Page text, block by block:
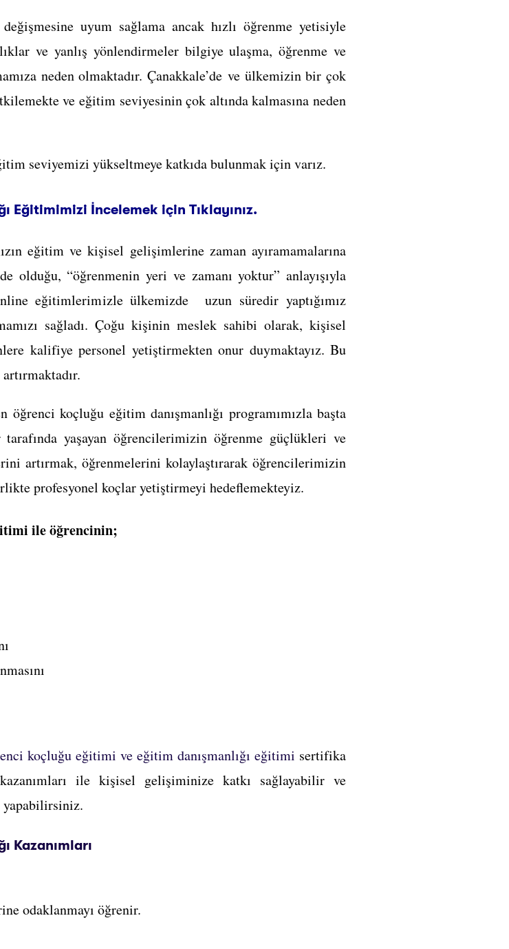
uyum sağlama ancak hızlı öğrenme yetisiyle
ve yanlış yönlendirmeler bilgiye ulaşma, öğrenme ve
neden olmaktadır. Çanakkale’de ve ülkemizin bir çok
ve eğitim seviyesinin çok altında kalmasına neden
seviyemizi yükseltmeye katkıda bulunmak için varız.
Eğitimimizi İncelemek için Tıklayınız.
eğitim ve kişisel gelişimlerine zaman ayıramamalarına
olduğu, “öğrenmenin yeri ve zamanı yoktur” anlayışıyla
eğitimlerimizle ülkemizde uzun süredir yaptığımız
sağladı. Çoğu kişinin meslek sahibi olarak, kişisel
kalifiye personel yetiştirmekten onur duymaktayız. Bu
koçluğu eğitim danışmanlığı programımızla başta
yaşayan öğrencilerimizin öğrenme güçlükleri ve
artırmak, öğrenmelerini kolaylaştırarak öğrencilerimizin
profesyonel koçlar yetiştirmeyi hedeflemekteyiz.
ile öğrencinin;
koçluğu eğitimi ve eğitim danışmanlığı eğitimi sertifika
ile kişisel gelişiminize katkı sağlayabilir ve
yapabilirsiniz.
Kazanımları
odaklanmayı öğrenir.